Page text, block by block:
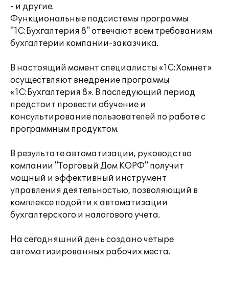
- и другие.
Функциональные подсистемы программы
"1С:Бухгалтерия 8" отвечают всем требованиям
бухгалтерии компании-заказчика.
В настоящий момент специалисты «1С:Хомнет»
осуществляют внедрение программы
«1С:Бухгалтерия 8». В последующий период
предстоит провести обучение и
консультирование пользователей по работе с
программным продуктом.
В результате автоматизации, руководство
компании "Торговый Дом КОРФ" получит
мощный и эффективный инструмент
управления деятельностью, позволяющий в
комплексе подойти к автоматизации
бухгалтерского и налогового учета.
На сегодняшний день создано четыре
автоматизированных рабочих места.